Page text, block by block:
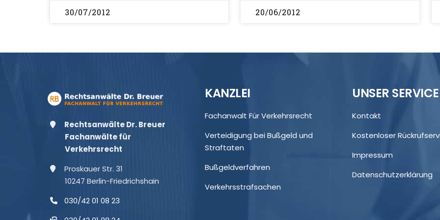
30/07/2012 20/06/2012
Rechtsanwälte Dr. Breuer
Fachanwälte für
Verkehrsrecht
Proskauer Str. 31
10247 Berlin-Friedrichshain
030/42 01 08 23
KANZLEI
Fachanwalt Für Verkehrsrecht
Verteidigung bei Bußgeld und
Straftaten
Bußgeldverfahren
Verkehrsstrafsachen
UNSER SERVICE
Kontakt
Kostenloser
Impressum
Datenschutzerklärung